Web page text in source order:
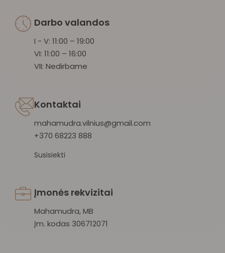
Darbo valandos
I - V: 11:00 – 19:00
VI: 11:00 – 16:00
VII: Nedirbame
Kontaktai
mahamudra.vilnius@gmail.com
+370 68223 888
Susisiekti
Įmonės rekvizitai
Mahamudra, MB
Įm. kodas 306712071